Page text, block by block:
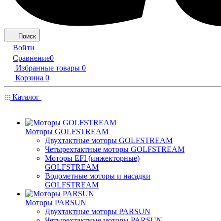
Поиск
Войти
Сравнение0
Избранные товары 0
Корзина 0
Каталог
Моторы GOLFSTREAM
Двухтактные моторы GOLFSTREAM
Четырехтактные моторы GOLFSTREAM
Моторы EFI (инжекторные)
GOLFSTREAM
Водометные моторы и насадки
GOLFSTREAM
Моторы PARSUN
Двухтактные моторы PARSUN